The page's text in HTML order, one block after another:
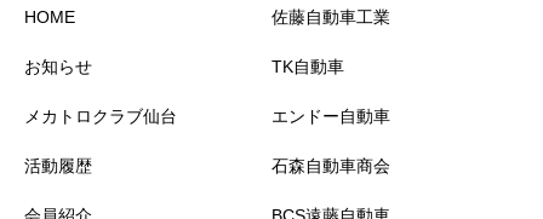
HOME
お知らせ
メカトロクラブ仙台
活動履歴
佐藤自動車工業
TK自動車
エンドー自動車
石森自動車商会